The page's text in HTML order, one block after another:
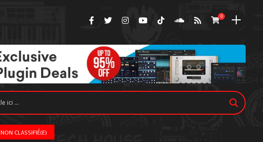
0
NON CLASSIFIÉ(E)